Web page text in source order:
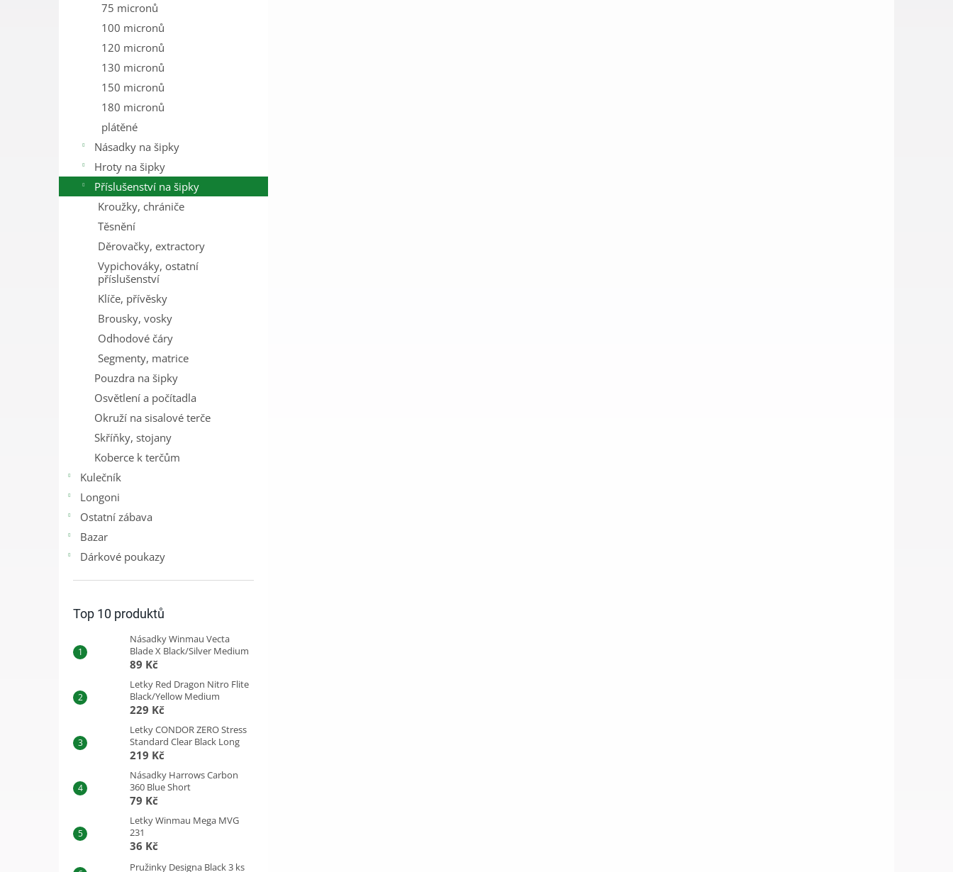
75 micronů
100 micronů
120 micronů
130 micronů
150 micronů
180 micronů
plátěné
Násadky na šipky
Hroty na šipky
Příslušenství na šipky
Kroužky, chrániče
Těsnění
Děrovačky, extractory
Vypichováky, ostatní
příslušenství
Klíče, přívěsky
Brousky, vosky
Odhodové čáry
Segmenty, matrice
Pouzdra na šipky
Osvětlení a počítadla
Okruží na sisalové terče
Skříňky, stojany
Koberce k terčům
Kulečník
Longoni
Ostatní zábava
Bazar
Dárkové poukazy
Top 10 produktů
Násadky Winmau Vecta
Blade X Black/Silver Medium
89 Kč
Letky Red Dragon Nitro Flite
Black/Yellow Medium
229 Kč
Letky CONDOR ZERO Stress
Standard Clear Black Long
219 Kč
Násadky Harrows Carbon
360 Blue Short
79 Kč
Letky Winmau Mega MVG
231
36 Kč
Pružinky Designa Black 3 ks